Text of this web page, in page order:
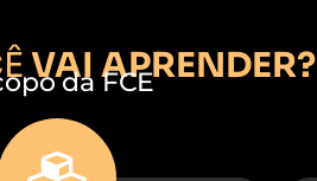
VAI APRENDER?
da FCE